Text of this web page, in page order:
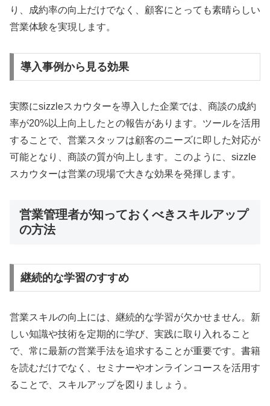
り、成約率の向上だけでなく、顧客にとっても素晴らしい
営業体験を実現します。
導入事例から見る効果
実際にsizzleスカウターを導入した企業では、商談の成約
率が20%以上向上したとの報告があります。ツールを活用
することで、営業スタッフは顧客のニーズに即した対応が
可能となり、商談の質が向上します。このように、sizzle
スカウターは営業の現場で大きな効果を発揮します。
営業管理者が知っておくべきスキルアップ
の方法
継続的な学習のすすめ
営業スキルの向上には、継続的な学習が欠かせません。新
しい知識や技術を定期的に学び、実践に取り入れること
で、常に最新の営業手法を追求することが重要です。書籍
を読むだけでなく、セミナーやオンラインコースを活用す
ることで、スキルアップを図りましょう。